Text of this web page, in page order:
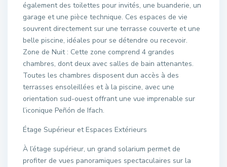
également des toilettes pour invités, une buanderie, un
garage et une pièce technique. Ces espaces de vie
souvrent directement sur une terrasse couverte et une
belle piscine, idéales pour se détendre ou recevoir.
Zone de Nuit : Cette zone comprend 4 grandes
chambres, dont deux avec salles de bain attenantes.
Toutes les chambres disposent dun accès à des
terrasses ensoleillées et à la piscine, avec une
orientation sud-ouest offrant une vue imprenable sur
l’iconique Peñón de Ifach.
Étage Supérieur et Espaces Extérieurs
À l’étage supérieur, un grand solarium permet de
profiter de vues panoramiques spectaculaires sur la